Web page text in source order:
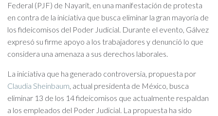
Federal (PJF) de Nayarit, en una manifestación de protesta
en contra de la iniciativa que busca eliminar la gran mayoría de
los fideicomisos del Poder Judicial. Durante el evento, Gálvez
expresó su firme apoyo a los trabajadores y denunció lo que
considera una amenaza a sus derechos laborales.
La iniciativa que ha generado controversia, propuesta por
Claudia Sheinbaum, actual presidenta de México, busca
eliminar 13 de los 14 fideicomisos que actualmente respaldan
a los empleados del Poder Judicial. La propuesta ha sido